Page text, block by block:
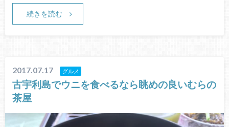
続きを読む
2017.07.17 グルメ
古宇利島でウニを食べるなら眺めの良いむらの
茶屋